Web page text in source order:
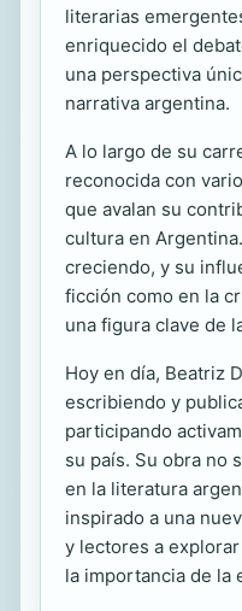
literarias
enriquecido el
una perspectiva
narrativa argentina.
A lo largo de su
reconocida con
que avalan su
cultura en
creciendo, y su
ficción como en la
una figura clave de
Hoy en día, Beatriz
escribiendo y
participando
su país. Su obra no
en la literatura
inspirado a una
y lectores a
la importancia de la